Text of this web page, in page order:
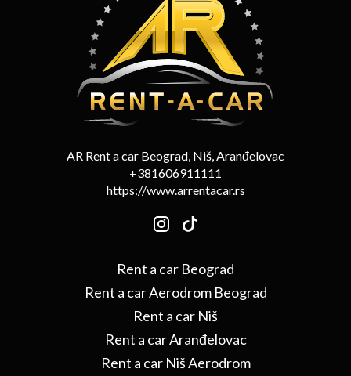
AR Rent a car Beograd, Niš, Aranđelovac
+381606911111
https://www.arrentacar.rs
Rent a car Beograd
Rent a car Aerodrom Beograd
Rent a car Niš
Rent a car Aranđelovac
Rent a car Niš Aerodrom